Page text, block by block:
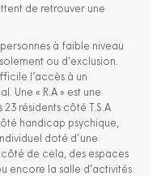
de retrouver une
à faible niveau
ou d’exclusion.
l’accès à un
Une « R.A » est une
résidents côté T.S.A
handicap psychique,
doté d’une
côté de cela, des espaces
encore la salle d’activités